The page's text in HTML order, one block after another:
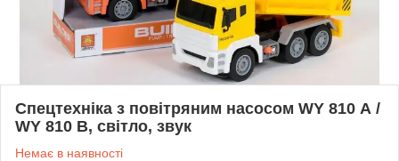
Спецтехніка з повітряним насосом WY 810 А /
WY 810 В, світло, звук
Немає в наявності